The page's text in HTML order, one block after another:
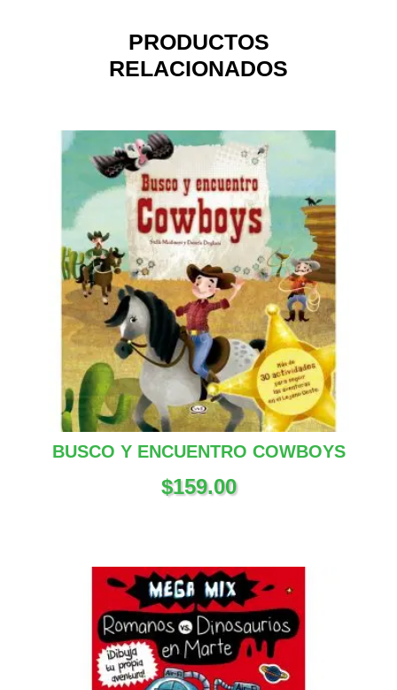
PRODUCTOS
RELACIONADOS
BUSCO Y ENCUENTRO COWBOYS
$159.00